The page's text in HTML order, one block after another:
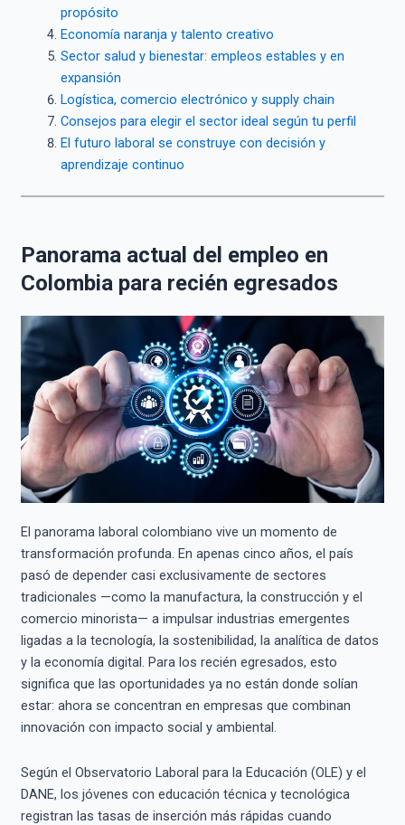
propósito
Economía naranja y talento creativo
Sector salud y bienestar: empleos estables y en
expansión
Logística, comercio electrónico y supply chain
Consejos para elegir el sector ideal según tu perfil
El futuro laboral se construye con decisión y
aprendizaje continuo
Panorama actual del empleo en
Colombia para recién egresados
El panorama laboral colombiano vive un momento de
transformación profunda. En apenas cinco años, el país
pasó de depender casi exclusivamente de sectores
tradicionales —como la manufactura, la construcción y el
comercio minorista— a impulsar industrias emergentes
ligadas a la tecnología, la sostenibilidad, la analítica de datos
y la economía digital. Para los recién egresados, esto
significa que las oportunidades ya no están donde solían
estar: ahora se concentran en empresas que combinan
innovación con impacto social y ambiental.
Según el Observatorio Laboral para la Educación (OLE) y el
DANE, los jóvenes con educación técnica y tecnológica
registran las tasas de inserción más rápidas cuando